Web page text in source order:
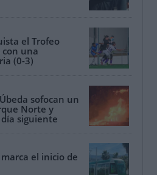
el Trofeo
con una
(0-3)
sofocan un
Norte y
siguiente
el inicio de